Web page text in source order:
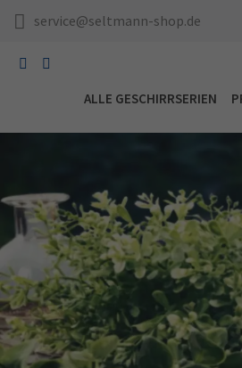
service@seltmann-shop.de
ALLE GESCHIRRSERIEN